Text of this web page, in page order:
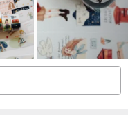
買前仔細閱讀